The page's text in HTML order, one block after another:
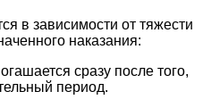
в зависимости от тяжести
наказания:
сразу после того,
период.